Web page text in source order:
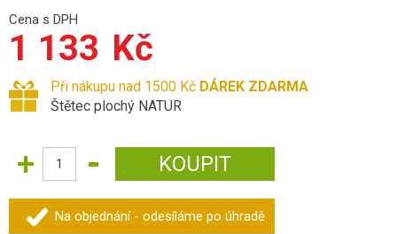
Cena s DPH
1 133 Kč
Při nákupu nad 1500 Kč DÁREK ZDARMA
Štětec plochý NATUR
Na objednání - odesíláme po úhradě